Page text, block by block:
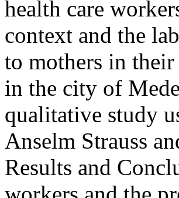
health care
context and the
to mothers in
in the city of
qualitative study
Anselm Strauss
Results and